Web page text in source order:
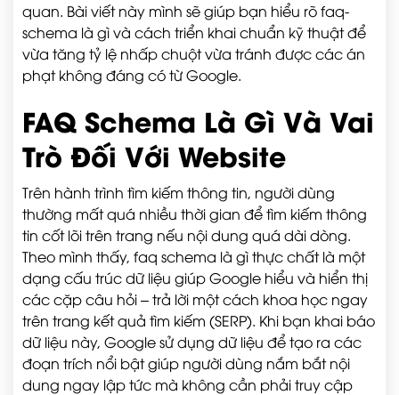
quan. Bài viết này mình sẽ giúp bạn hiểu rõ faq-
schema là gì và cách triển khai chuẩn kỹ thuật để
vừa tăng tỷ lệ nhấp chuột vừa tránh được các án
phạt không đáng có từ Google.
FAQ Schema Là Gì Và Vai
Trò Đối Với Website
Trên hành trình tìm kiếm thông tin, người dùng
thường mất quá nhiều thời gian để tìm kiếm thông
tin cốt lõi trên trang nếu nội dung quá dài dòng.
Theo mình thấy, faq schema là gì thực chất là một
dạng cấu trúc dữ liệu giúp Google hiểu và hiển thị
các cặp câu hỏi – trả lời một cách khoa học ngay
trên trang kết quả tìm kiếm (SERP). Khi bạn khai báo
dữ liệu này, Google sử dụng dữ liệu để tạo ra các
đoạn trích nổi bật giúp người dùng nắm bắt nội
dung ngay lập tức mà không cần phải truy cập